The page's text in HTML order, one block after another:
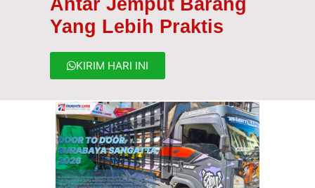
Yang Lebih Praktis
KIRIM HARI INI